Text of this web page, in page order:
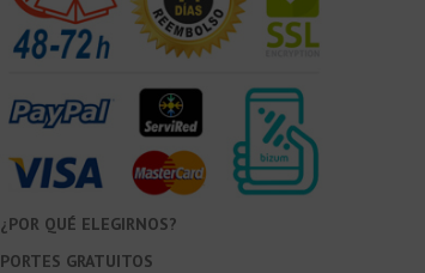
¿POR QUÉ ELEGIRNOS?
PORTES GRATUITOS